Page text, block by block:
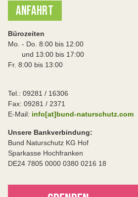
ANFAHRT
Bürozeiten
Mo. - Do. 8:00 bis 12:00
und 13:00 bis 17:00
Fr. 8:00 bis 13:00
Tel.: 09281 / 16306
Fax: 09281 / 2371
E-Mail: info[at]bund-naturschutz.com
Unsere Bankverbindung:
Bund Naturschutz KG Hof
Sparkasse Hochfranken
DE24 7805 0000 0380 0216 18